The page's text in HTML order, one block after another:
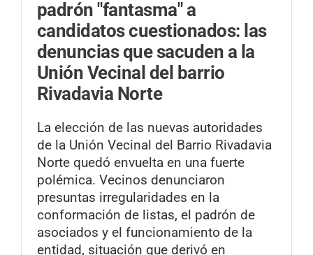
padrón "fantasma" a
candidatos cuestionados: las
denuncias que sacuden a la
Unión Vecinal del barrio
Rivadavia Norte
La elección de las nuevas autoridades
de la Unión Vecinal del Barrio Rivadavia
Norte quedó envuelta en una fuerte
polémica. Vecinos denunciaron
presuntas irregularidades en la
conformación de listas, el padrón de
asociados y el funcionamiento de la
entidad, situación que derivó en